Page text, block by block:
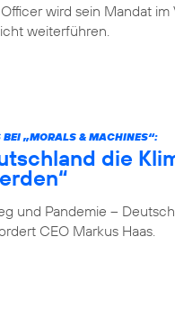
wird sein Mandat
weiterführen.
„MORALS & MACHINES“:
die
und Pandemie –
CEO Markus Haas.